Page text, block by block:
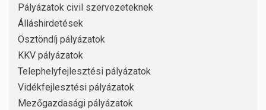
Pályázatok civil szervezeteknek
Álláshirdetések
Ösztöndíj pályázatok
KKV pályázatok
Telephelyfejlesztési pályázatok
Vidékfejlesztési pályázatok
Mezőgazdasági pályázatok